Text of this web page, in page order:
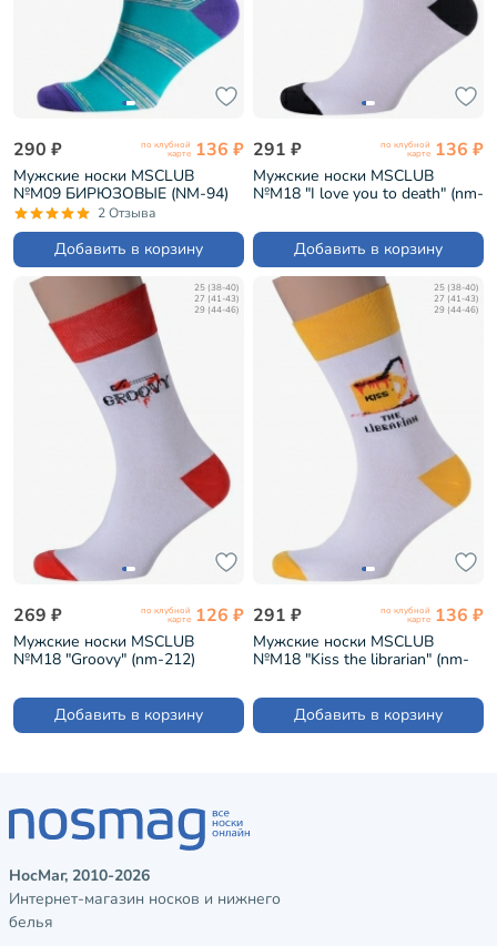
290 ₽ по клубной
карте 136 ₽
Мужские носки MSCLUB
№М09 БИРЮЗОВЫЕ (NM-94)
2 Отзыва
Добавить в корзину
291 ₽ по клубной
карте 136 ₽
Мужские носки MSCLUB
№М18 "I love you to death" (nm-
Добавить в корзину
25 (38-40)
27 (41-43)
29 (44-46)
269 ₽ по клубной
карте 126 ₽
Мужские носки MSCLUB
№М18 "Groovy" (nm-212)
Добавить в корзину
25 (38-40)
27 (41-43)
29 (44-46)
291 ₽ по клубной
карте 136 ₽
Мужские носки MSCLUB
№М18 "Kiss the librarian" (nm-
Добавить в корзину
НосМаг, 2010-2026
Интернет-магазин носков и нижнего
белья